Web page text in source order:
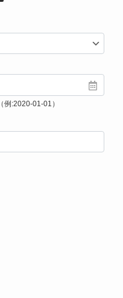
（例:2020-01-01）